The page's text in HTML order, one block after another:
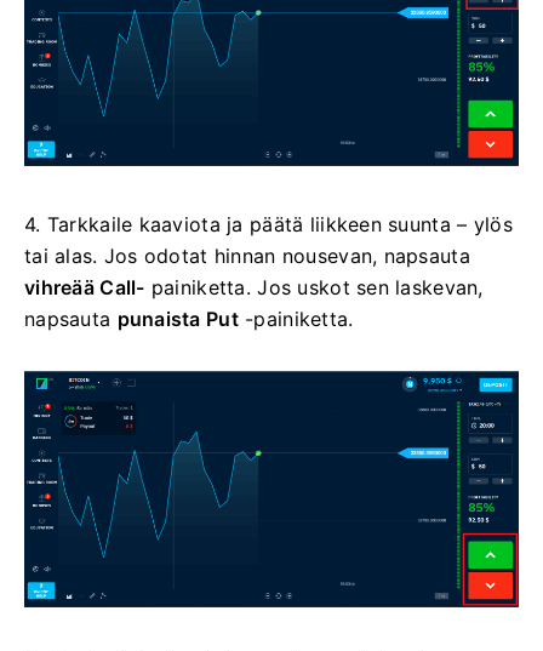
4. Tarkkaile kaaviota ja päätä liikkeen suunta – ylös
tai alas. Jos odotat hinnan nousevan, napsauta
vihreää Call- painiketta. Jos uskot sen laskevan,
napsauta punaista Put-painiketta.